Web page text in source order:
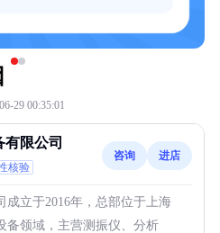
29 00:35:01
有限公司
核验
咨询 进店
成立于2016年，总部位于上海
备领域，主营测振仪、分析